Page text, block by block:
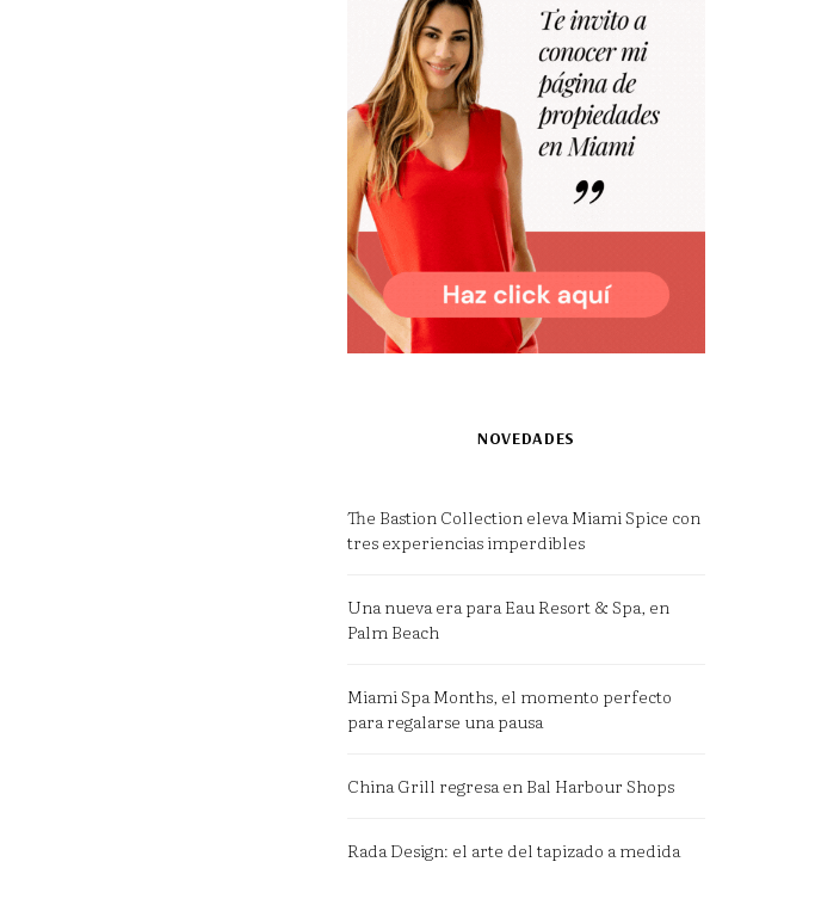
NOVEDADES
The Bastion Collection eleva Miami Spice con
tres experiencias imperdibles
Una nueva era para Eau Resort & Spa, en
Palm Beach
Miami Spa Months, el momento perfecto
para regalarse una pausa
China Grill regresa en Bal Harbour Shops
Rada Design: el arte del tapizado a medida